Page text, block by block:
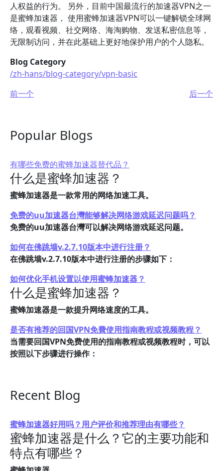
人权益的行为。 另外，目前中国最流行的加速器VPN之一
是蜜蜂加速器， 使用蜜蜂加速器VPN可以一键解锁全球网
络，观看视频、社交网络、海淘购物、发送私密信息等，
无限制访问，并在此基础上更好地保护用户的个人隐私。
Blog Category
/zh-hans/blog-category/vpn-basic
前一个
后一个
Popular Blogs
有哪些免费的蜜蜂加速器替代品？
什么是蜜蜂加速器？
蜜蜂加速器是一款常用的网络加速工具。
免费的uu加速器台灣能够解决网络游戏延迟问题吗？
免费的uu加速器台灣可以解决网络游戏延迟问题。
如何在佛跳墙v.2.7.10版本中进行注册？
在佛跳墙v.2.7.10版本中进行注册的步骤如下：
如何优化手机设置以使用蜜蜂加速器？
什么是蜜蜂加速器？
蜜蜂加速器是一款提升网络速度的工具。
是否有推荐的回国VPN免費使用指南教程或视频教程？
当需要回国VPN免费使用的指南教程或视频教程时，可以
按照以下步骤进行操作：
Recent Blog
蜜蜂加速器好用吗？用户评价和推荐理由有哪些？
蜜蜂加速器是什么？它的主要功能和
特点有哪些？